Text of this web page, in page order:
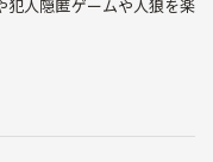
犯人隠匿ゲームや人狼を楽